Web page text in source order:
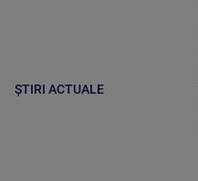
ȘTIRI ACTUALE